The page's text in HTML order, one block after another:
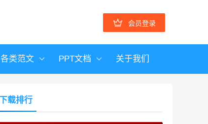
会员登录
各类范文 PPT文档 关于我们
下载排行